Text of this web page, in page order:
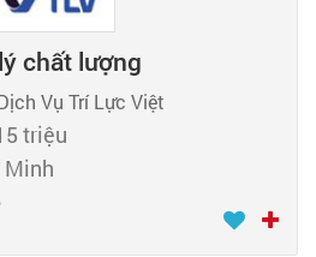
chất lượng
Vụ Trí Lực Việt
triệu
Minh